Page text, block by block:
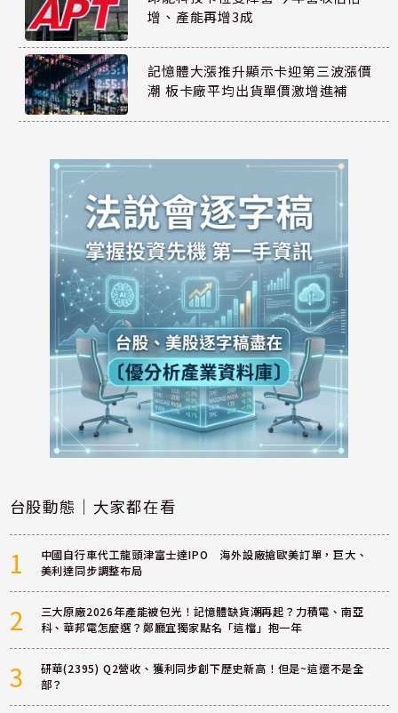
增、產能再增3成
記憶體大漲推升顯示卡迎第三波漲價
潮 板卡廠平均出貨單價激增進補
台股動態｜大家都在看
1
中國自行車代工龍頭津富士達IPO 海外設廠搶歐美訂單，巨大、
美利達同步調整布局
2
三大原廠2026年產能被包光！記憶體缺貨潮再起？力積電、南亞
科、華邦電怎麼選？鄭廳宜獨家點名「這檔」抱一年
3
研華(2395) Q2營收、獲利同步創下歷史新高！但是~這還不是全
部？